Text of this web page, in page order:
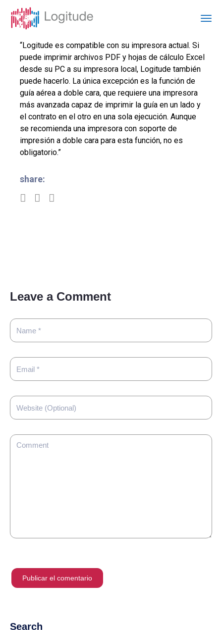
“Logitude es compatible con su impresora actual. Si
puede imprimir archivos PDF y hojas de cálculo Excel
desde su PC a su impresora local, Logitude también
puede hacerlo. La única excepción es la función de
guía aérea a doble cara, que requiere una impresora
más avanzada capaz de imprimir la guía en un lado y
el contrato en el otro en una sola ejecución. Aunque
se recomienda una impresora con soporte de
impresión a doble cara para esta función, no es
obligatorio.”
share:
Leave a Comment
Search